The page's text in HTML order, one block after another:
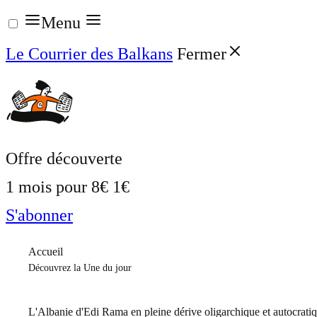
Aller
au
contenu
Menu
Le Courrier des Balkans Fermer
Offre découverte
1 mois pour 8€ 1€
S'abonner
Accueil
Découvrez la Une du jour
L'Albanie d'Edi Rama en pleine dérive oligarchique et